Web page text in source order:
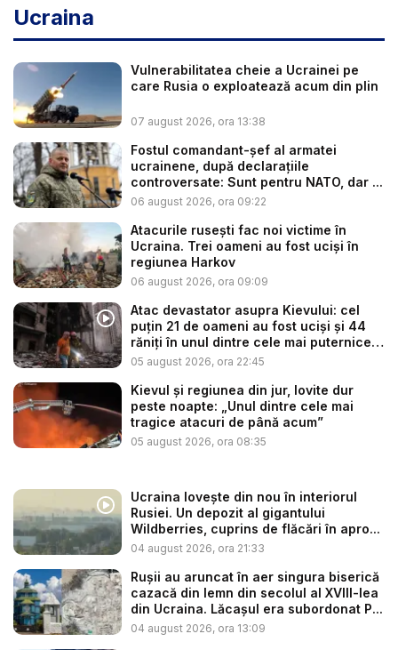
Ucraina
Vulnerabilitatea cheie a Ucrainei pe
care Rusia o exploatează acum din plin
07 august 2026, ora 13:38
Fostul comandant-șef al armatei
ucrainene, după declarațiile
controversate: Sunt pentru NATO, dar ...
06 august 2026, ora 09:22
Atacurile rusești fac noi victime în
Ucraina. Trei oameni au fost uciși în
regiunea Harkov
06 august 2026, ora 09:09
Atac devastator asupra Kievului: cel
puțin 21 de oameni au fost uciși și 44
răniți în unul dintre cele mai puternice
...
05 august 2026, ora 22:45
Kievul și regiunea din jur, lovite dur
peste noapte: „Unul dintre cele mai
tragice atacuri de până acum”
05 august 2026, ora 08:35
Ucraina lovește din nou în interiorul
Rusiei. Un depozit al gigantului
Wildberries, cuprins de flăcări în apro...
04 august 2026, ora 21:33
Rușii au aruncat în aer singura biserică
cazacă din lemn din secolul al XVIII-lea
din Ucraina. Lăcașul era subordonat P...
04 august 2026, ora 13:09